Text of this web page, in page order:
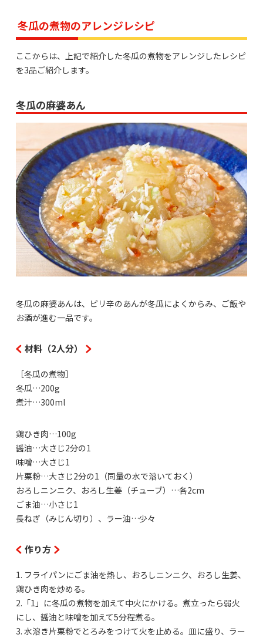
冬瓜の煮物のアレンジレシピ
ここからは、上記で紹介した冬瓜の煮物をアレンジしたレシピ
を3品ご紹介します。
冬瓜の麻婆あん
冬瓜の麻婆あんは、ピリ辛のあんが冬瓜によくからみ、ご飯や
お酒が進む一品です。
材料（2人分）
［冬瓜の煮物］
冬瓜…200g
煮汁…300ml
鶏ひき肉…100g
醤油…大さじ2分の1
味噌…大さじ1
片栗粉…大さじ2分の1（同量の水で溶いておく）
おろしニンニク、おろし生姜（チューブ）…各2cm
ごま油…小さじ1
長ねぎ（みじん切り）、ラー油…少々
作り方
1. フライパンにごま油を熱し、おろしニンニク、おろし生姜、
鶏ひき肉を炒める。
2.「1」に冬瓜の煮物を加えて中火にかける。煮立ったら弱火
にし、醤油と味噌を加えて5分程煮る。
3. 水溶き片栗粉でとろみをつけて火を止める。皿に盛り、ラー